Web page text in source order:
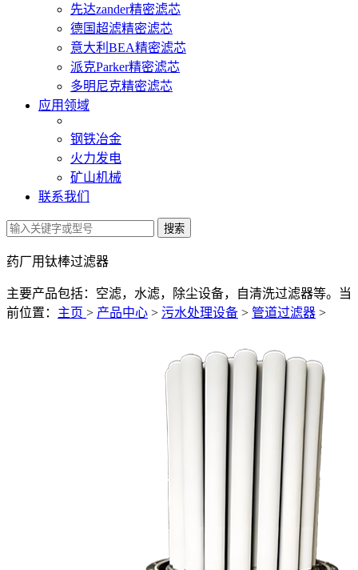
先达zander精密滤芯
德国超滤精密滤芯
意大利BEA精密滤芯
派克Parker精密滤芯
多明尼克精密滤芯
应用领域
钢铁冶金
火力发电
矿山机械
联系我们
药厂用钛棒过滤器
主要产品包括：空滤，水滤，除尘设备，自清洗过滤器等。
当
前位置： 主页 > 产品中心 > 污水处理设备 > 管道过滤器 >